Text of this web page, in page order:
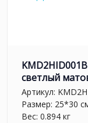
светлый
Артикул:
Размер: 25*30
Вес: 0.894 кг